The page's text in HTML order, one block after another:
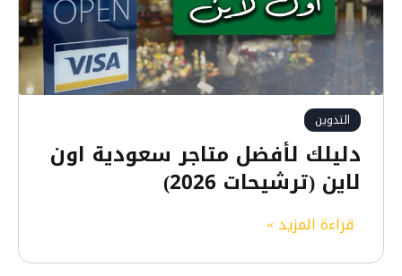
التدوين
دليلك لأفضل متاجر سعودية اون
لاين (ترشيحات 2026)
قراءة المزيد »
ي